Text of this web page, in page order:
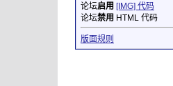
论坛启用 [IMG] 代码
论坛禁用 HTML 代码
版面规则